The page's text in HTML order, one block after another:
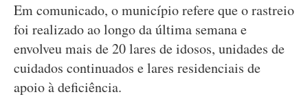
Em comunicado, o município refere que o rastreio
foi realizado ao longo da última semana e
envolveu mais de 20 lares de idosos, unidades de
cuidados continuados e lares residenciais de
apoio à deficiência.